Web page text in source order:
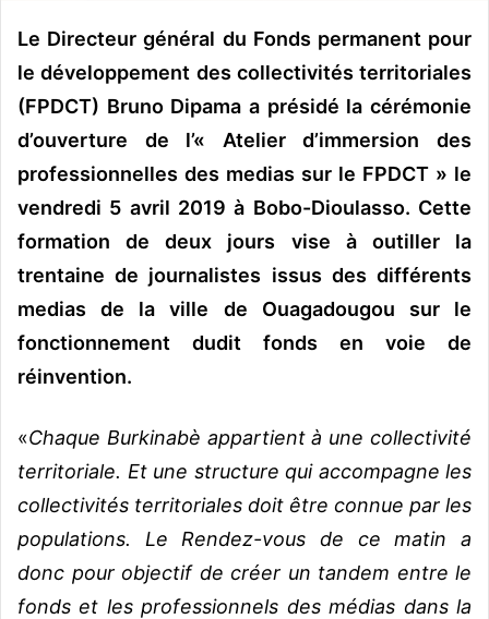
Le Directeur général du Fonds permanent pour
le développement des collectivités territoriales
(FPDCT) Bruno Dipama a présidé la cérémonie
d’ouverture de l’« Atelier d’immersion des
professionnelles des medias sur le FPDCT » le
vendredi 5 avril 2019 à Bobo-Dioulasso. Cette
formation de deux jours vise à outiller la
trentaine de journalistes issus des différents
medias de la ville de Ouagadougou sur le
fonctionnement dudit fonds en voie de
réinvention.
«Chaque Burkinabè appartient à une collectivité
territoriale. Et une structure qui accompagne les
collectivités territoriales doit être connue par les
populations. Le Rendez-vous de ce matin a
donc pour objectif de créer un tandem entre le
fonds et les professionnels des médias dans la